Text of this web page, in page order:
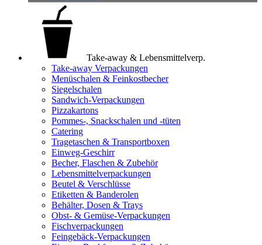
Take-away & Lebensmittelverp.
Take-away Verpackungen
Menüschalen & Feinkostbecher
Siegelschalen
Sandwich-Verpackungen
Pizzakartons
Pommes-, Snackschalen und -tüten
Catering
Tragetaschen & Transportboxen
Einweg-Geschirr
Becher, Flaschen & Zubehör
Lebensmittelverpackungen
Beutel & Verschlüsse
Etiketten & Banderolen
Behälter, Dosen & Trays
Obst- & Gemüse-Verpackungen
Fischverpackungen
Feingebäck-Verpackungen